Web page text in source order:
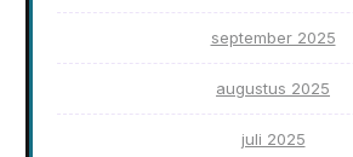
september 2025
augustus 2025
juli 2025